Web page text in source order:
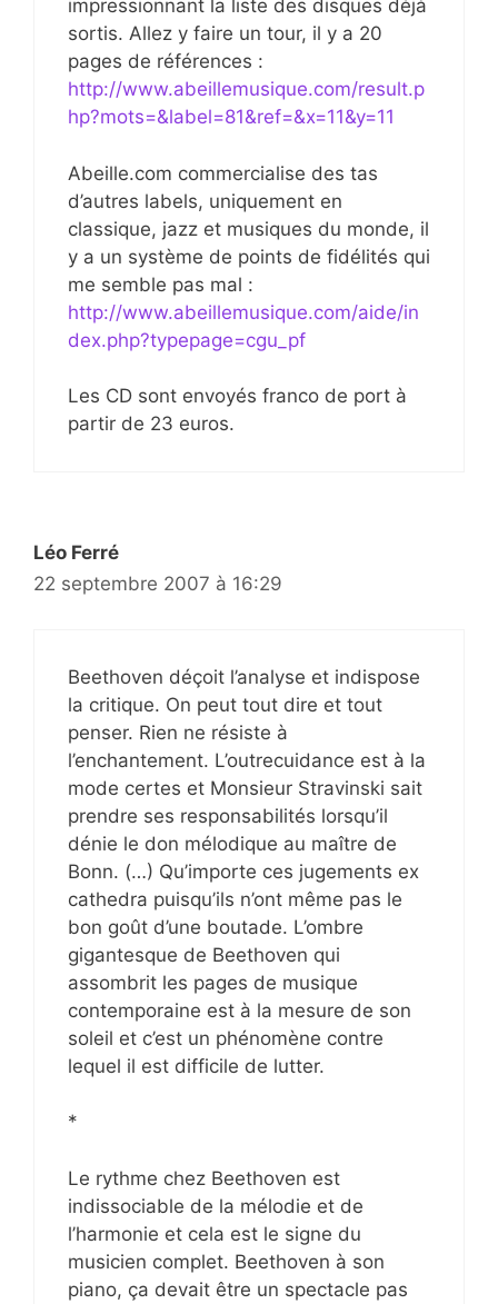
impressionnant la liste des disques déjà
sortis. Allez y faire un tour, il y a 20
pages de références :
http://www.abeillemusique.com/result.p
hp?mots=&label=81&ref=&x=11&y=11
Abeille.com commercialise des tas
d’autres labels, uniquement en
classique, jazz et musiques du monde, il
y a un système de points de fidélités qui
me semble pas mal :
http://www.abeillemusique.com/aide/in
dex.php?typepage=cgu_pf
Les CD sont envoyés franco de port à
partir de 23 euros.
Léo Ferré
22 septembre 2007 à 16:29
Beethoven déçoit l’analyse et indispose
la critique. On peut tout dire et tout
penser. Rien ne résiste à
l’enchantement. L’outrecuidance est à la
mode certes et Monsieur Stravinski sait
prendre ses responsabilités lorsqu’il
dénie le don mélodique au maître de
Bonn. (…) Qu’importe ces jugements ex
cathedra puisqu’ils n’ont même pas le
bon goût d’une boutade. L’ombre
gigantesque de Beethoven qui
assombrit les pages de musique
contemporaine est à la mesure de son
soleil et c’est un phénomène contre
lequel il est difficile de lutter.
*
Le rythme chez Beethoven est
indissociable de la mélodie et de
l’harmonie et cela est le signe du
musicien complet. Beethoven à son
piano, ça devait être un spectacle pas